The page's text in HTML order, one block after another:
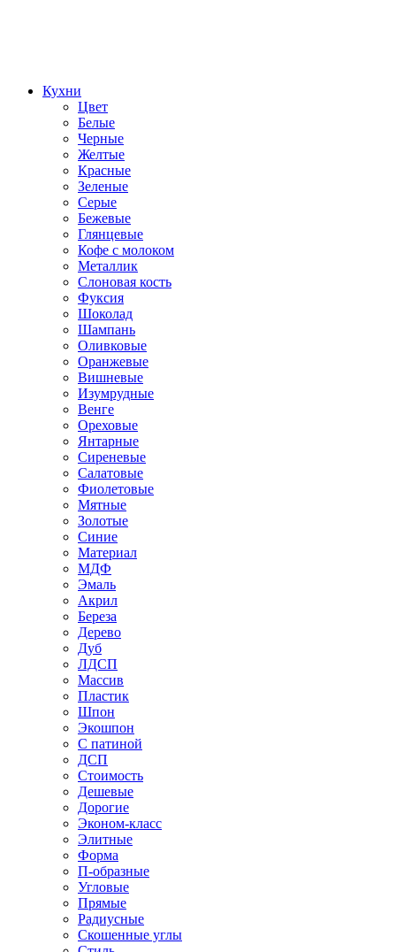
Кухни
Цвет
Белые
Черные
Желтые
Красные
Зеленые
Серые
Бежевые
Глянцевые
Кофе с молоком
Металлик
Слоновая кость
Фуксия
Шоколад
Шампань
Оливковые
Оранжевые
Вишневые
Изумрудные
Венге
Ореховые
Янтарные
Сиреневые
Салатовые
Фиолетовые
Мятные
Золотые
Синие
Материал
МДФ
Эмаль
Акрил
Береза
Дерево
Дуб
ЛДСП
Массив
Пластик
Шпон
Экошпон
С патиной
ДСП
Стоимость
Дешевые
Дорогие
Эконом-класс
Элитные
Форма
П-образные
Угловые
Прямые
Радиусные
Скошенные углы